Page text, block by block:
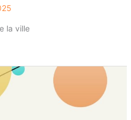
la ville